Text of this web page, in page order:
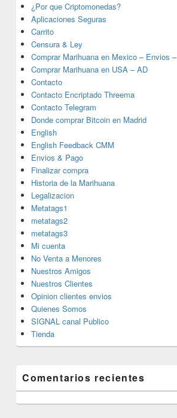
¿Por que Criptomonedas?
Aplicaciones Seguras
Carrito
Censura & Ley
Comprar Marihuana en Mexico – Envios –
Comprar Marihuana en USA – AD
Contacto
Contacto Encriptado Threema
Contacto Telegram
Donde comprar Bitcoin en Madrid
English
English Feedback CMM
Envios & Pago
Finalizar compra
Historia de la Marihuana
Legalizacion
Metatags1
metatags2
metatags3
Mi cuenta
No Venta a Menores
Nuestros Amigos
Nuestros Clientes
Opinion clientes envios
Quienes Somos
SIGNAL canal Publico
Tienda
Comentarios recientes